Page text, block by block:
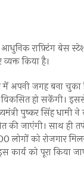
राफ़्टिंग बेस
किया है।
में अपनी जगह बना
हो सकेंगी।
पुष्कर सिंह धामी
की जाएंगी। साथ ही
लोगों को रोजगार
को पूरा किया